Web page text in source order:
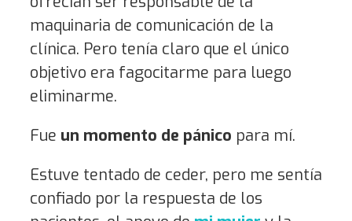
maquinaria de comunicación de la
clínica. Pero tenía claro que el único
objetivo era fagocitarme para luego
eliminarme.
Fue un momento de pánico para mí.
Estuve tentado de ceder, pero me sentía
confiado por la respuesta de los